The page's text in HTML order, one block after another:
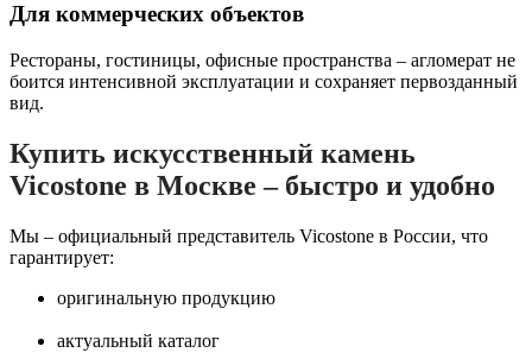
Для коммерческих объектов
Рестораны, гостиницы, офисные пространства – агломерат не
боится интенсивной эксплуатации и сохраняет первозданный
вид.
Купить искусственный камень
Vicostone в Москве – быстро и удобно
Мы – официальный представитель Vicostone в России, что
гарантирует:
оригинальную продукцию
актуальный каталог